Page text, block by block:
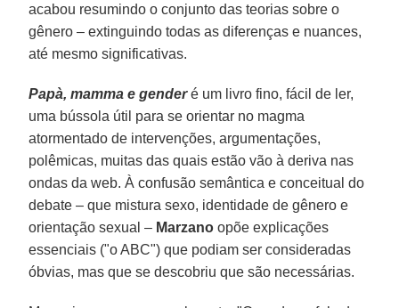
acabou resumindo o conjunto das teorias sobre o
gênero – extinguindo todas as diferenças e nuances,
até mesmo significativas.
Papà, mamma e genderé um livro fino, fácil de ler,
uma bússola útil para se orientar no magma
atormentado de intervenções, argumentações,
polêmicas, muitas das quais estão vão à deriva nas
ondas da web. À confusão semântica e conceitual do
debate – que mistura sexo, identidade de gênero e
orientação sexual – Marzano opõe explicações
essenciais ("o ABC") que podiam ser consideradas
óbvias, mas que se descobriu que são necessárias.